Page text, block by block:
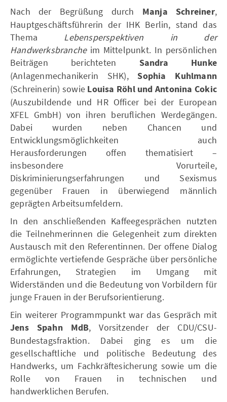
Nach der Begrüßung durch Manja Schreiner,
Hauptgeschäftsführerin der IHK Berlin, stand das
Thema Lebensperspektiven in der
Handwerksbrancheim Mittelpunkt. In persönlichen
Beiträgen berichteten Sandra Hunke
(Anlagenmechanikerin SHK), Sophia Kuhlmann
(Schreinerin) sowie Louisa Röhl und Antonina Cokic
(Auszubildende und HR Officer bei der European
XFEL GmbH) von ihren beruflichen Werdegängen.
Dabei wurden neben Chancen und
Entwicklungsmöglichkeiten auch
Herausforderungen offen thematisiert –
insbesondere Vorurteile,
Diskriminierungserfahrungen und Sexismus
gegenüber Frauen in überwiegend männlich
geprägten Arbeitsumfeldern.
In den anschließenden Kaffeegesprächen nutzten
die Teilnehmerinnen die Gelegenheit zum direkten
Austausch mit den Referentinnen. Der offene Dialog
ermöglichte vertiefende Gespräche über persönliche
Erfahrungen, Strategien im Umgang mit
Widerständen und die Bedeutung von Vorbildern für
junge Frauen in der Berufsorientierung.
Ein weiterer Programmpunkt war das Gespräch mit
Jens Spahn MdB, Vorsitzender der CDU/CSU-
Bundestagsfraktion. Dabei ging es um die
gesellschaftliche und politische Bedeutung des
Handwerks, um Fachkräftesicherung sowie um die
Rolle von Frauen in technischen und
handwerklichen Berufen.